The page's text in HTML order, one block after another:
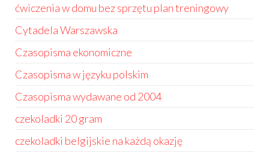
ćwiczenia w domu bez sprzętu plan treningowy
Cytadela Warszawska
Czasopisma ekonomiczne
Czasopisma w języku polskim
Czasopisma wydawane od 2004
czekoladki 20 gram
czekoladki belgijskie na każdą okazję